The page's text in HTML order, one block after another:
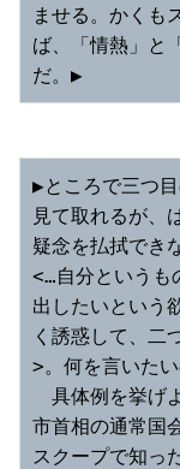
ませる。かくも
ば、「情熱」と
だ。▶︎
▶︎ところで三つ
見て取れるが、
疑念を払拭でき
<…自分というも
出したいという
く誘惑して、二
>。何を言いた
具体例を挙げ
市首相の通常国
スクープで知っ